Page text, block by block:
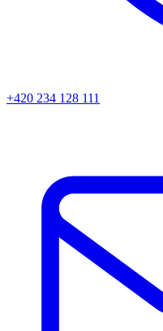
+420 234 128 111